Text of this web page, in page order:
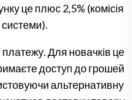
це плюс 2,5% (комісія
системи).
Для новачків це
доступ до грошей
альтернативну